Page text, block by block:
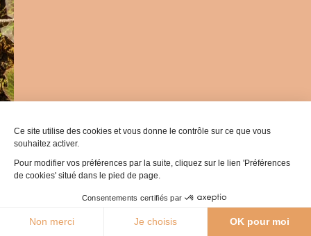
28°C Agenda Webcams Brochures
outdoor et à la préservation de vos sites de
En savoir plus sur outdoorvision.fr
Ce site utilise des cookies et vous donne le contrôle sur ce que vous
souhaitez activer.
Pour modifier vos préférences par la suite, cliquez sur le lien 'Préférences
de cookies' situé dans le pied de page.
Consentements certifiés par
Non merci Je choisis OK pour moi